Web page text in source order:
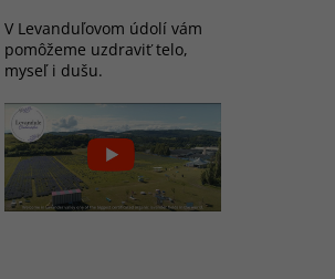
V Levanduľovom údolí vám
pomôžeme uzdraviť telo,
myseľ i dušu.